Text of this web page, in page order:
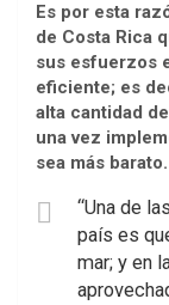
Es por esta
de Costa Rica
sus esfuerzos
eficiente; es
alta cantidad
una vez
sea más barato.
“Una de
país es
mar; y en